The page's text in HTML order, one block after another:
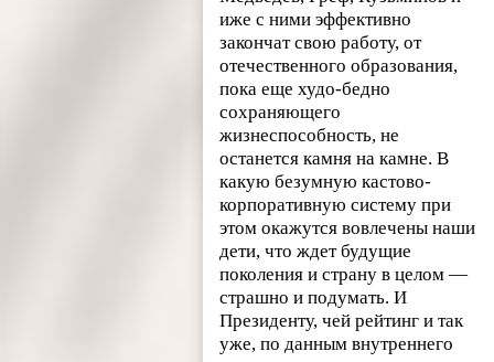
иже с ними эффективно
закончат свою работу, от
отечественного образования,
пока еще худо-бедно
сохраняющего
жизнеспособность, не
останется камня на камне. В
какую безумную кастово-
корпоративную систему при
этом окажутся вовлечены наши
дети, что ждет будущие
поколения и страну в целом —
страшно и подумать. И
Президенту, чей рейтинг и так
уже, по данным внутреннего